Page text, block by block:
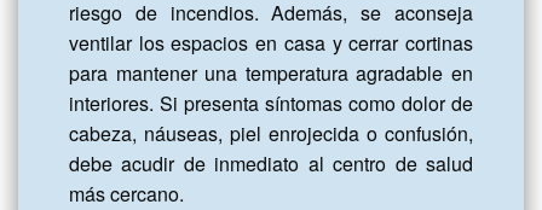
riesgo de incendios. Además, se aconseja
ventilar los espacios en casa y cerrar cortinas
para mantener una temperatura agradable en
interiores. Si presenta síntomas como dolor de
cabeza, náuseas, piel enrojecida o confusión,
debe acudir de inmediato al centro de salud
más cercano.